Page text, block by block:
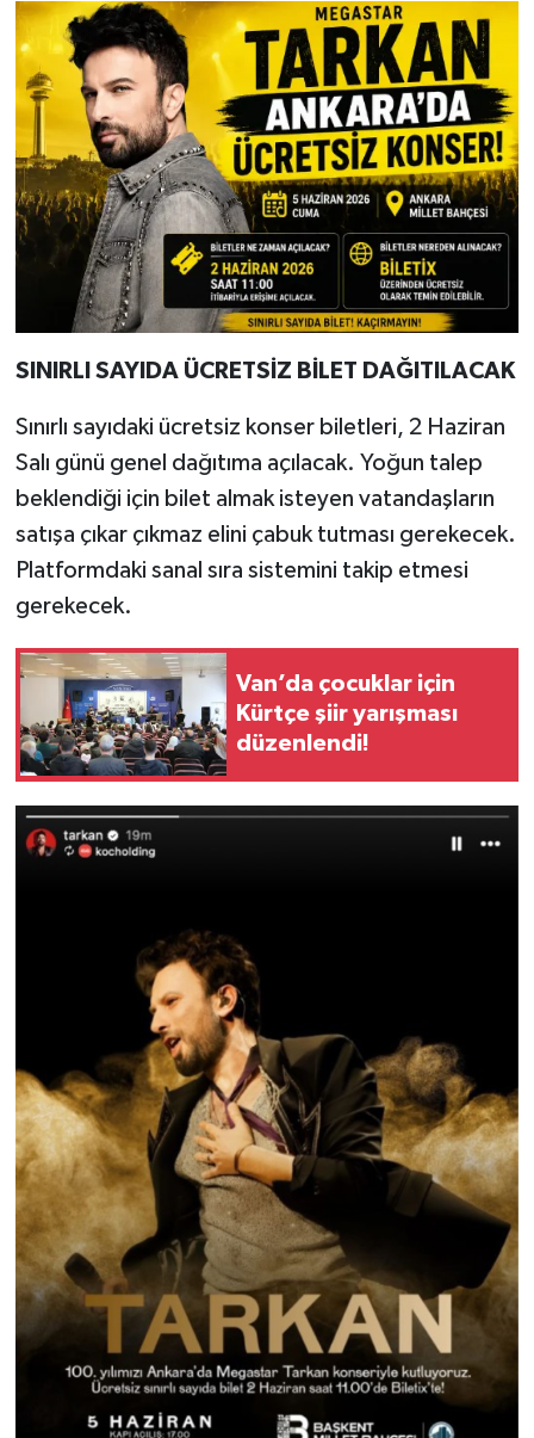
SINIRLI SAYIDA ÜCRETSİZ BİLET DAĞITILACAK
Sınırlı sayıdaki ücretsiz konser biletleri, 2 Haziran
Salı günü genel dağıtıma açılacak. Yoğun talep
beklendiği için bilet almak isteyen vatandaşların
satışa çıkar çıkmaz elini çabuk tutması gerekecek.
Platformdaki sanal sıra sistemini takip etmesi
gerekecek.
Van’da çocuklar için
Kürtçe şiir yarışması
düzenlendi!